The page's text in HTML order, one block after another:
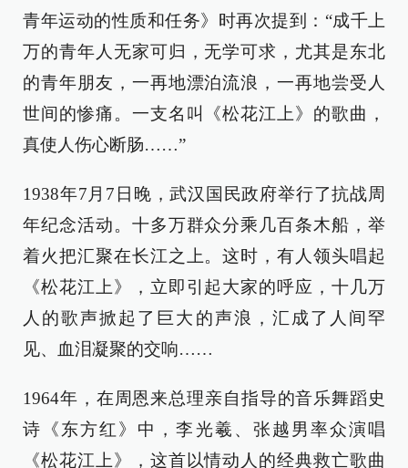
青年运动的性质和任务》时再次提到：“成千上
万的青年人无家可归，无学可求，尤其是东北
的青年朋友，一再地漂泊流浪，一再地尝受人
世间的惨痛。一支名叫《松花江上》的歌曲，
真使人伤心断肠……”
1938年7月7日晚，武汉国民政府举行了抗战周
年纪念活动。十多万群众分乘几百条木船，举
着火把汇聚在长江之上。这时，有人领头唱起
《松花江上》，立即引起大家的呼应，十几万
人的歌声掀起了巨大的声浪，汇成了人间罕
见、血泪凝聚的交响……
1964年，在周恩来总理亲自指导的音乐舞蹈史
诗《东方红》中，李光羲、张越男率众演唱
《松花江上》，这首以情动人的经典救亡歌曲